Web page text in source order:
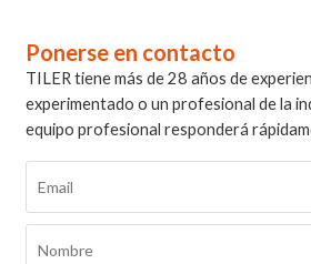
Ponerse en contacto
TILER tiene más de 28 años de
experimentado o un profesional de la
equipo profesional responderá